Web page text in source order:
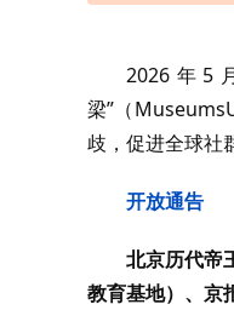
2026年5
梁”（
歧，促进全球社
开放通告
北京历代帝
教育基地）、京